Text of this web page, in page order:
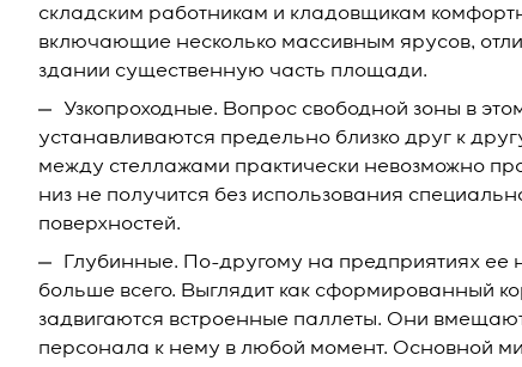
складским работникам и кладовщикам
включающие несколько массивным ярусов,
здании существенную часть площади.
Узкопроходные. Вопрос свободной зоны в
устанавливаются предельно близко друг к
между стеллажами практически невозможно
низ не получится без использования
поверхностей.
Глубинные. По-другому на предприятиях ее
больше всего. Выглядит как сформированный
задвигаются встроенные паллеты. Они
персонала к нему в любой момент. Основной